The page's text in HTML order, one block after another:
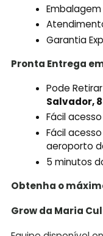
Garantia
Pronta Entrega
Pode
Salvador,
Fácil
Fácil
aeroporto
5 minutos
Obtenha o
Grow da Maria